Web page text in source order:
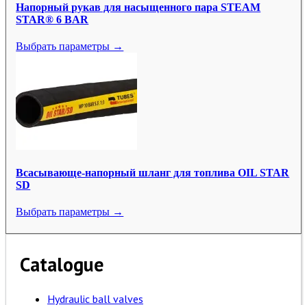
Напорный рукав для насыщенного пара STEAM
STAR® 6 BAR
Выбрать параметры →
Всасывающе-напорный шланг для топлива OIL STAR
SD
Выбрать параметры →
Catalogue
Hydraulic ball valves